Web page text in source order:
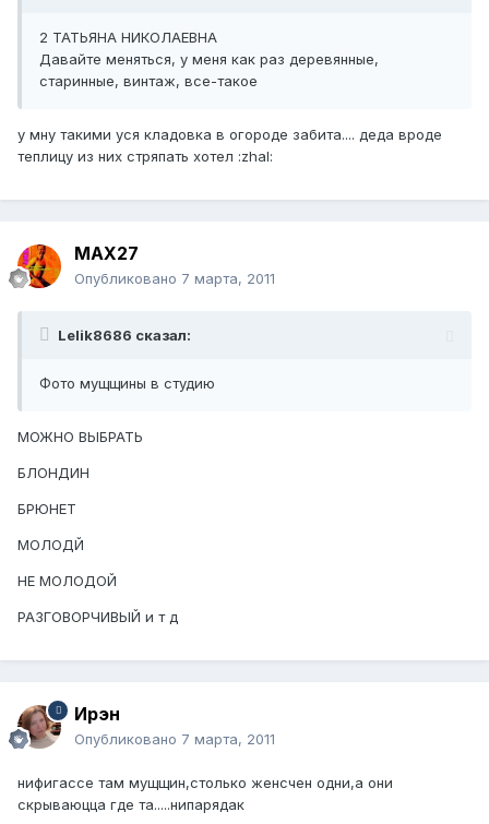
2 ТАТЬЯНА НИКОЛАЕВНА
Давайте меняться, у меня как раз деревянные,
старинные, винтаж, все-такое
у мну такими уся кладовка в огороде забита.... деда вроде
теплицу из них стряпать хотел :zhal:
MAX27
Опубликовано 7 марта, 2011
Lelik8686 сказал:
Фото мущщины в студию
МОЖНО ВЫБРАТЬ
БЛОНДИН
БРЮНЕТ
МОЛОДЙ
НЕ МОЛОДОЙ
РАЗГОВОРЧИВЫЙ и т д
Ирэн
Опубликовано 7 марта, 2011
нифигассе там мущщин,столько женсчен одни,а они
скрываюцца где та.....нипарядак